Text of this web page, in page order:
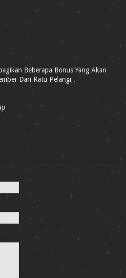
Beberapa Bonus Yang Akan
Dari Ratu Pelangi .